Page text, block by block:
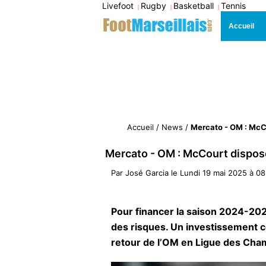
Livefoot | Rugby | Basketball | Tennis
Accueil
Accueil / News / Mercato - OM :
Mercato - OM : McCourt
Par José Garcia le Lundi 19 mai 2025 à
Pour financer la saison 2024-
des risques. Un investissement
retour de l’OM en Ligue des